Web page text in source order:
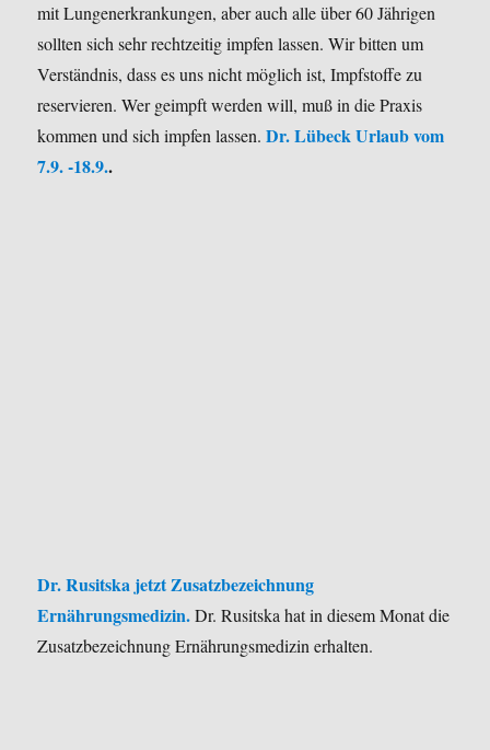
mit Lungenerkrankungen, aber auch alle über 60 Jährigen
sollten sich sehr rechtzeitig impfen lassen.Wir bitten um
Verständnis, dass es uns nicht möglich ist, Impfstoffe zu
reservieren. Wer geimpft werden will, muß in die Praxis
kommen und sich impfen lassen.Dr. Lübeck Urlaub vom
7.9. -18.9..
Dr. Rusitska jetzt Zusatzbezeichnung
Ernährungsmedizin. Dr. Rusitska hat in diesem Monat die
Zusatzbezeichnung Ernährungsmedizin erhalten.